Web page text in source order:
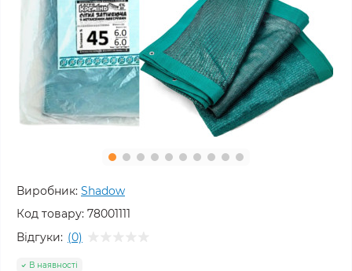
Виробник: Shadow
Код товару: 78001111
Відгуки: (0)
В наявності